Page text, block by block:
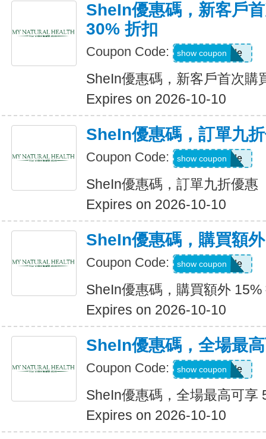
SheIn優惠碼，新客戶
30% 折扣
Coupon Code: Show Code
show coupon
SheIn優惠碼，新客戶首次購
Expires on 2026-10-10
SheIn優惠碼，訂單九
Coupon Code: Show Code
show coupon
SheIn優惠碼，訂單九折優惠
Expires on 2026-10-10
SheIn優惠碼，購買額
Coupon Code: Show Code
show coupon
SheIn優惠碼，購買額外 15%
Expires on 2026-10-10
SheIn優惠碼，全場最
Coupon Code: Show Code
show coupon
SheIn優惠碼，全場最高可享
Expires on 2026-10-10